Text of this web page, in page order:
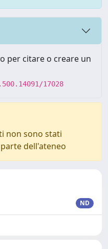
per citare o creare un
17028
non sono stati
dell'ateneo
ND